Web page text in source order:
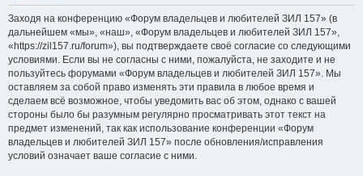
с
Заходя на конференцию «Форум владельцев и любителей ЗИЛ 157» (в
дальнейшем «мы», «наш», «Форум владельцев и любителей ЗИЛ 157»,
«https://zil157.ru/forum»), вы подтверждаете своё согласие со следующими
условиями. Если вы не согласны с ними, пожалуйста, не заходите и не
пользуйтесь форумами «Форум владельцев и любителей ЗИЛ 157». Мы
оставляем за собой право изменять эти правила в любое время и
сделаем всё возможное, чтобы уведомить вас об этом, однако с вашей
стороны было бы разумным регулярно просматривать этот текст на
предмет изменений, так как использование конференции «Форум
владельцев и любителей ЗИЛ 157» после обновления/исправления
условий означает ваше согласие с ними.